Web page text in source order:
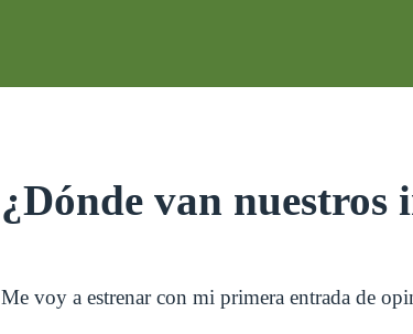
¿Dónde van nuestros
Me voy a estrenar con mi primera entrada de